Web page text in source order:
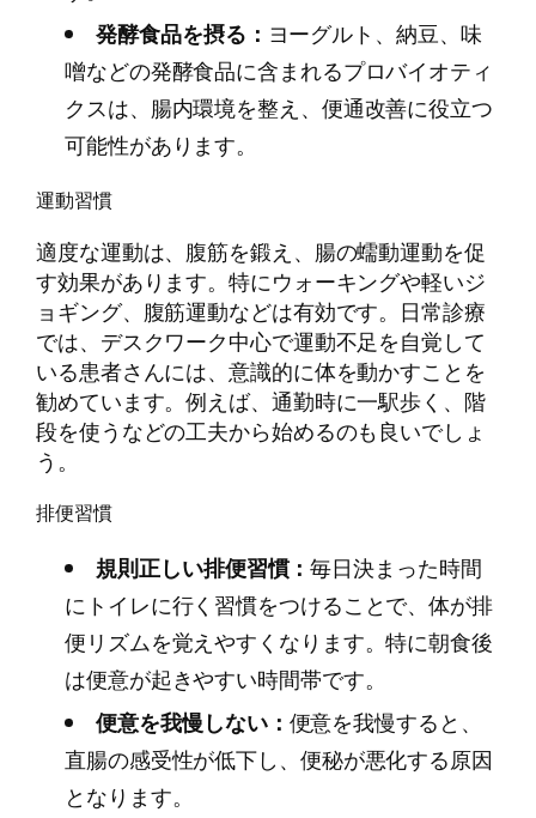
発酵食品を摂る： ヨーグルト、納豆、味
噌などの発酵食品に含まれるプロバイオティ
クスは、腸内環境を整え、便通改善に役立つ
可能性があります。
運動習慣
適度な運動は、腹筋を鍛え、腸の蠕動運動を促
す効果があります。特にウォーキングや軽いジ
ョギング、腹筋運動などは有効です。日常診療
では、デスクワーク中心で運動不足を自覚して
いる患者さんには、意識的に体を動かすことを
勧めています。例えば、通勤時に一駅歩く、階
段を使うなどの工夫から始めるのも良いでしょ
う。
排便習慣
規則正しい排便習慣：毎日決まった時間
にトイレに行く習慣をつけることで、体が排
便リズムを覚えやすくなります。特に朝食後
は便意が起きやすい時間帯です。
便意を我慢しない： 便意を我慢すると、
直腸の感受性が低下し、便秘が悪化する原因
となります。